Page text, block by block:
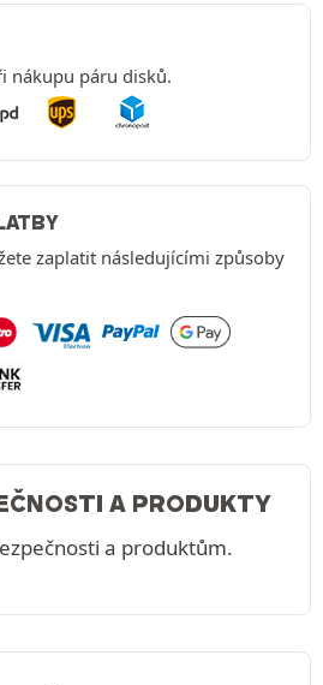
nákupu páru disků.
zaplatit následujícími způsoby
A PRODUKTY
a produktům.